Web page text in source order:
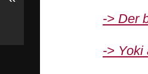
-> Der
-> Yoki